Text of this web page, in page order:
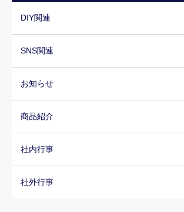
DIY関連
SNS関連
お知らせ
商品紹介
社内行事
社外行事